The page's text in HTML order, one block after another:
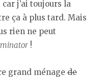
j’ai toujours la
ça à plus tard. Mais
rien ne peut
!
grand ménage de